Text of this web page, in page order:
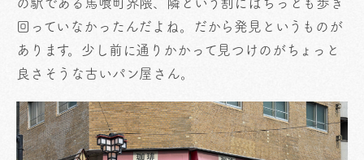
の駅である馬喰町界隈、隣という割にはちっとも歩き
回っていなかったんだよね。だから発見というものが
あります。少し前に通りかかって見つけのがちょっと
良さそうな古いパン屋さん。